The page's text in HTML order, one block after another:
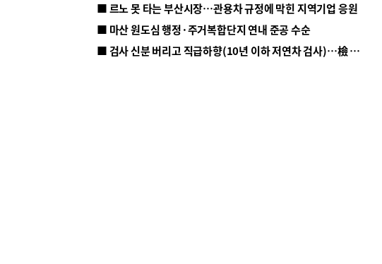
■ 르노 못 타는 부산시장…관용차 규정에 막힌 지역기업 응원
■ 마산 원도심 행정·주거복합단지 연내 준공 수순
■ 검사 신분 버리고 직급하향(10년 이하 저연차 검사)…檢 중수청행 기피